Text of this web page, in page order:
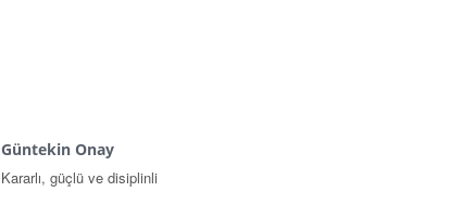
Güntekin Onay
Kararlı, güçlü ve disiplinli